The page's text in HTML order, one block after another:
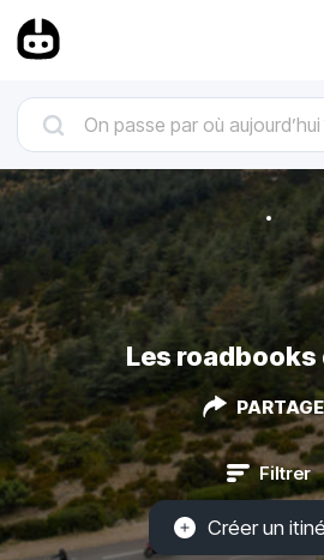
Les roadbooks
Filtrer
Créer un